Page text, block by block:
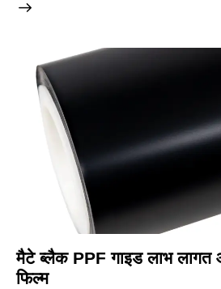
मैटे ब्लैक PPF गाइड लाभ लागत
फिल्म